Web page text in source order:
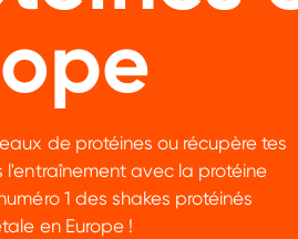
de protéines ou récupère tes
l'entraînement avec la protéine
1 des shakes protéinés
en Europe !